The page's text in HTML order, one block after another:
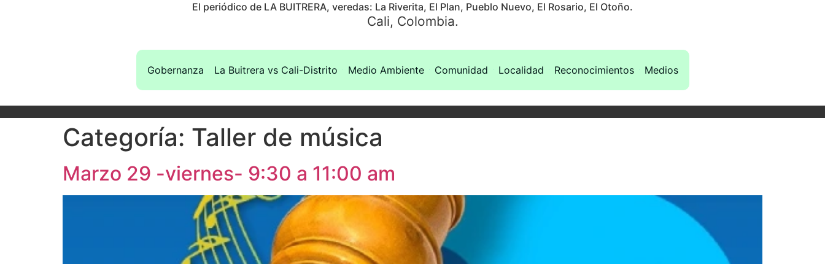
El periódico de LA BUITRERA, veredas: La Riverita, El Plan, Pueblo Nuevo, El Rosario, El Otoño.
Cali, Colombia.
Gobernanza La Buitrera vs Cali-Distrito Medio Ambiente Comunidad Localidad Reconocimientos Medios
Categoría: Taller de música
Marzo 29 -viernes- 9:30 a 11:00 am